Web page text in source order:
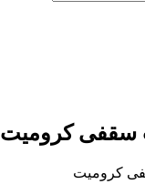
سقفی کرومیت